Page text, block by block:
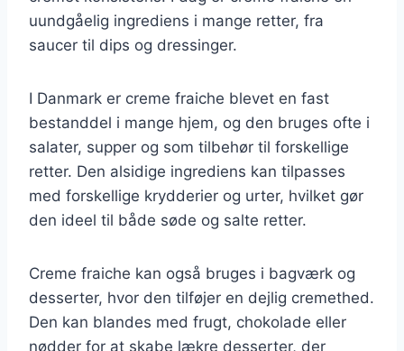
uundgåelig ingrediens i mange retter, fra
saucer til dips og dressinger.
I Danmark er creme fraiche blevet en fast
bestanddel i mange hjem, og den bruges ofte i
salater, supper og som tilbehør til forskellige
retter. Den alsidige ingrediens kan tilpasses
med forskellige krydderier og urter, hvilket gør
den ideel til både søde og salte retter.
Creme fraiche kan også bruges i bagværk og
desserter, hvor den tilføjer en dejlig cremethed.
Den kan blandes med frugt, chokolade eller
nødder for at skabe lækre desserter, der